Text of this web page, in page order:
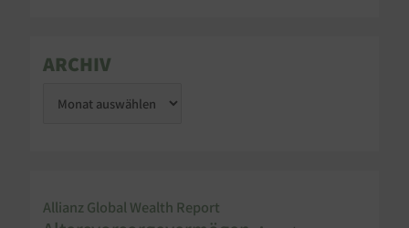
ARCHIV
Allianz Global Wealth Report